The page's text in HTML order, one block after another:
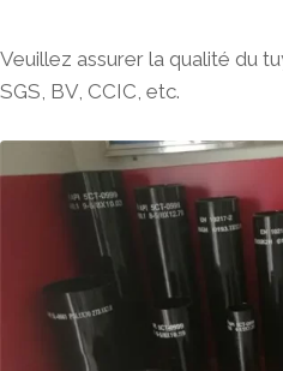
Veuillez assurer la qualité du
SGS, BV, CCIC, etc.